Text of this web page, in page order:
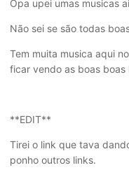
Opa upei umas musicas
Não sei se são todas
Tem muita musica aqui
ficar vendo as boas boas
**EDIT**
Tirei o link que tava
ponho outros links.